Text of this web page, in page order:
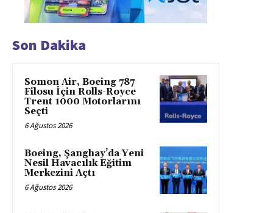
Son Dakika
Somon Air, Boeing 787
Filosu İçin Rolls-Royce
Trent 1000 Motorlarını
Seçti
6 Ağustos 2026
Boeing, Şanghay’da Yeni
Nesil Havacılık Eğitim
Merkezini Açtı
6 Ağustos 2026